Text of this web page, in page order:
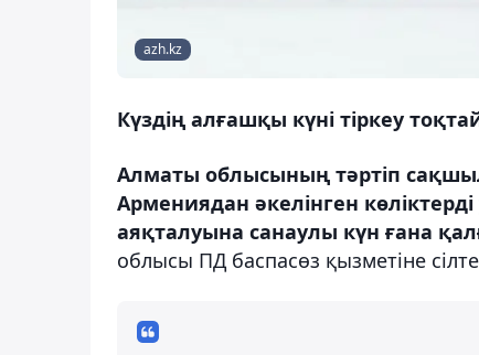
azh.kz
Күздің алғашқы күні тіркеу
Алматы облысының тәртіп
Армениядан әкелінген
аяқталуына санаулы күн ғана
облысы ПД баспасөз қызметіне